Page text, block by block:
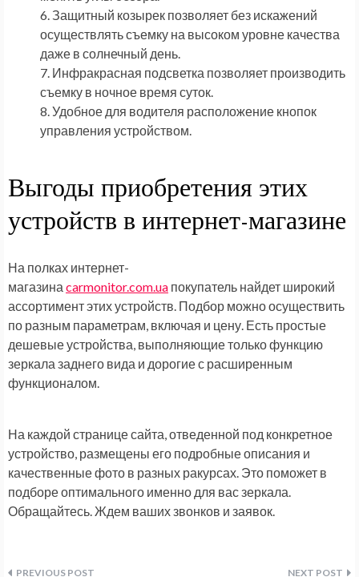
Защитный козырек позволяет без искажений
осуществлять съемку на высоком уровне качества
даже в солнечный день.
Инфракрасная подсветка позволяет производить
съемку в ночное время суток.
Удобное для водителя расположение кнопок
управления устройством.
Выгоды приобретения этих
устройств в интернет-магазине
На полках интернет-
магазина carmonitor.com.ua покупатель найдет широкий
ассортимент этих устройств. Подбор можно осуществить
по разным параметрам, включая и цену. Есть простые
дешевые устройства, выполняющие только функцию
зеркала заднего вида и дорогие с расширенным
функционалом.
На каждой странице сайта, отведенной под конкретное
устройство, размещены его подробные описания и
качественные фото в разных ракурсах. Это поможет в
подборе оптимального именно для вас зеркала.
Обращайтесь. Ждем ваших звонков и заявок.